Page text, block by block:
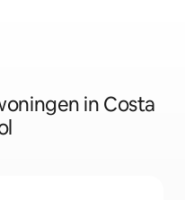
in Costa